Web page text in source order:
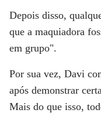
Depois disso,
que a maquiadora
em grupo".
Por sua vez, Davi
após demonstrar
Mais do que isso,